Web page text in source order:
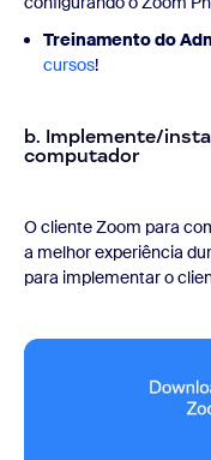
Treinamento do
cursos!
b. Implemente/
computador
O cliente Zoom para
a melhor experiência
para implementar o